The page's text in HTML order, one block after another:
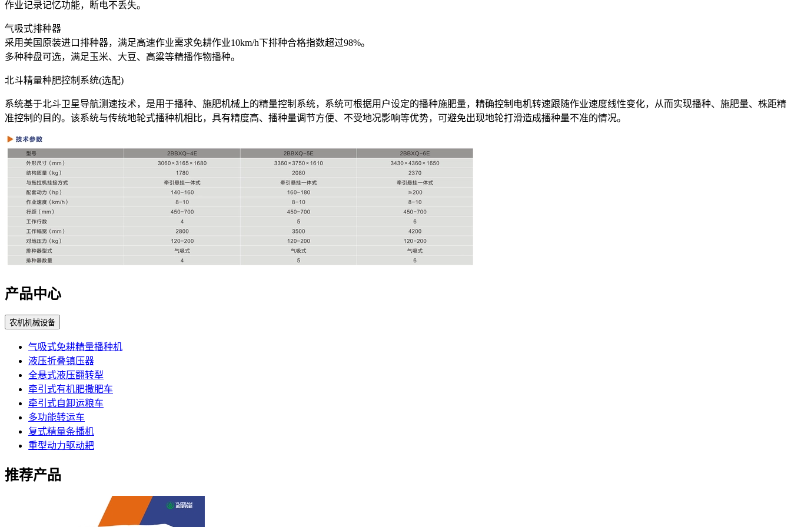
作业记录记忆功能，断电不丢失。
气吸式排种器
采用美国原装进口排种器，满足高速作业需求免耕作业10km/h下排种合格指数超过98%。
多种种盘可选，满足玉米、大豆、高粱等精播作物播种。
北斗精量种肥控制系统(选配)
系统基于北斗卫星导航测速技术，是用于播种、施肥机械上的精量控制系统，系统可根据用户设定的播种施肥量，精确控制电机转速跟随作业速度线性变化，从而实现播种、施肥量、株距精
准控制的目的。该系统与传统地轮式播种机相比，具有精度高、播种量调节方便、不受地况影响等优势，可避免出现地轮打滑造成播种量不准的情况。
产品中心
农机机械设备
气吸式免耕精量播种机
液压折叠镇压器
全悬式液压翻转犁
牵引式有机肥撒肥车
牵引式自卸运粮车
多功能转运车
复式精量条播机
重型动力驱动耙
推荐产品